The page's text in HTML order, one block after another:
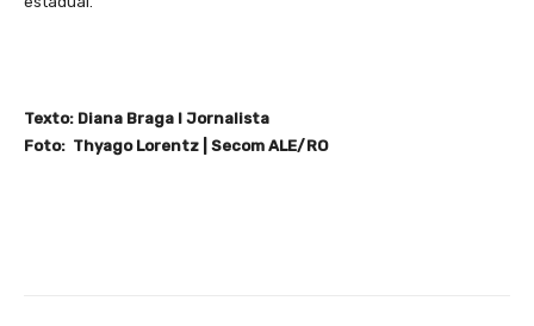
Texto: Diana Braga I Jornalista
Foto: Thyago Lorentz | Secom ALE/RO